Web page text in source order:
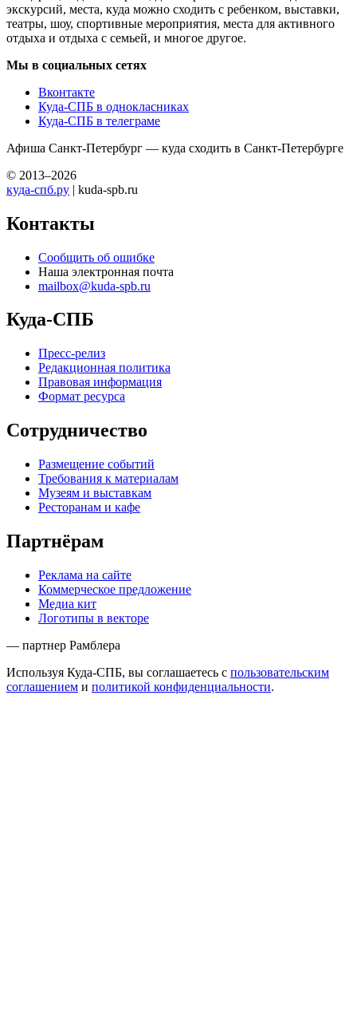
экскурсий, места, куда можно сходить с ребенком, выставки,
театры, шоу, спортивные мероприятия, места для активного
отдыха и отдыха с семьей, и многое другое.
Мы в социальных сетях
Вконтакте
Куда-СПБ в однокласниках
Куда-СПБ в телеграме
Афиша Санкт-Петербург — куда сходить в Санкт-Петербурге
© 2013–2026
куда-спб.ру | kuda-spb.ru
Контакты
Сообщить об ошибке
Наша электронная почта
mailbox@kuda-spb.ru
Куда-СПБ
Пресс-релиз
Редакционная политика
Правовая информация
Формат ресурса
Сотрудничество
Размещение событий
Требования к материалам
Музеям и выставкам
Ресторанам и кафе
Партнёрам
Реклама на сайте
Коммерческое предложение
Медиа кит
Логотипы в векторе
— партнер Рамблера
Используя Куда-СПБ, вы соглашаетесь с пользовательским
соглашением и политикой конфиденциальности.